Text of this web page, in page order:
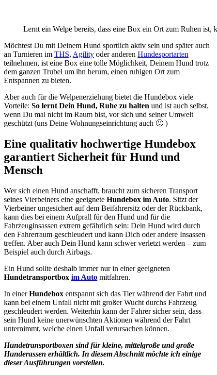
Lernt ein Welpe bereits, dass eine Box ein Ort zum Ruhen ist,
Möchtest Du mit Deinem Hund sportlich aktiv sein und später auch
an Turnieren im THS, Agility oder anderen Hundesportarten
teilnehmen, ist eine Box eine tolle Möglichkeit, Deinem Hund trotz
dem ganzen Trubel um ihn herum, einen ruhigen Ort zum
Entspannen zu bieten.
Aber auch für die Welpenerziehung bietet die Hundebox viele
Vorteile: So lernt Dein Hund, Ruhe zu halten und ist auch selbst,
wenn Du mal nicht im Raum bist, vor sich und seiner Umwelt
geschützt (uns Deine Wohnungseinrichtung auch 🙂 )
Eine qualitativ hochwertige Hundebox
garantiert Sicherheit für Hund und
Mensch
Wer sich einen Hund anschafft, braucht zum sicheren Transport
seines Vierbeiners eine geeignete Hundebox im Auto. Sitzt der
Vierbeiner ungesichert auf dem Beifahrersitz oder der Rückbank,
kann dies bei einem Aufprall für den Hund und für die
Fahrzeuginsassen extrem gefährlich sein: Dein Hund wird durch
den Fahrerraum geschleudert und kann Dich oder andere Insassen
treffen. Aber auch Dein Hund kann schwer verletzt werden – zum
Beispiel auch durch Airbags.
Ein Hund sollte deshalb immer nur in einer geeigneten
Hundetransportbox im Auto mitfahren.
In einerHundebox entspannt sich das Tier während der Fahrt und
kann bei einem Unfall nicht mit großer Wucht durchs Fahrzeug
geschleudert werden. Weiterhin kann der Fahrer sicher sein, dass
sein Hund keine unerwünschten Aktionen während der Fahrt
unternimmt, welche einen Unfall verursachen können.
Hundetransportboxen sind für kleine, mittelgroße und große
Hunderassen erhältlich. In diesem Abschnitt möchte ich einige
dieser Ausführungen vorstellen.